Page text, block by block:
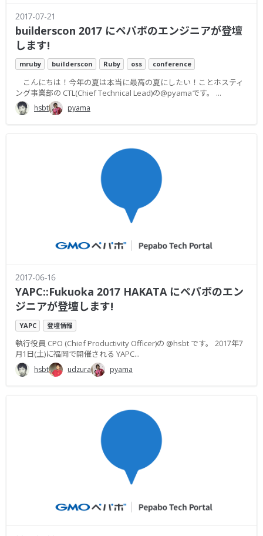
2017-07-21
builderscon 2017 にペパボのエンジニアが登壇
します!
mruby builderscon Ruby oss conference
こんにちは！今年の夏は本当に最高の夏にしたい！ことホスティ
ング事業部の CTL(Chief Technical Lead)の@pyamaです。 ...
hsbt pyama
2017-06-16
YAPC::Fukuoka 2017 HAKATA にペパボのエン
ジニアが登壇します!
YAPC 登壇情報
執行役員 CPO (Chief Productivity Officer)の @hsbt です。 2017年7
月1日(土)に福岡で開催される YAPC...
hsbt udzura pyama